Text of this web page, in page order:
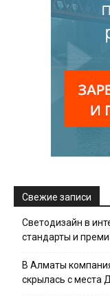
Свежие записи
Светодизайн в
стандарты и
В Алматы
скрылась с места